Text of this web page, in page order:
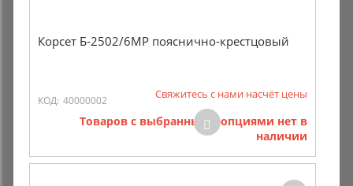
Корсет Б-2502/6МР пояснично-крестцовый
КОД: 40000002 Свяжитесь с нами насчёт цены
Товаров с выбранными опциями нет в
наличии